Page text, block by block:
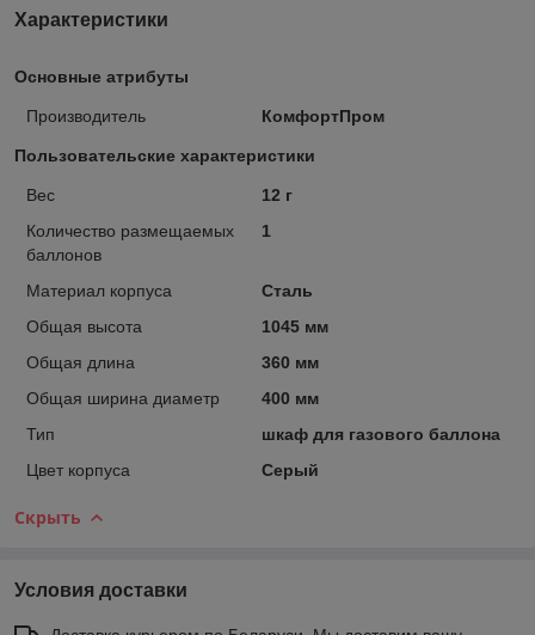
Характеристики
Основные атрибуты
Производитель КомфортПром
Пользовательские характеристики
Вес
12 г
Количество размещаемых
баллонов
1
Материал корпуса
Сталь
Общая высота
1045 мм
Общая длина
360 мм
Общая ширина диаметр
400 мм
Тип
шкаф для газового баллона
Цвет корпуса
Серый
Скрыть
Условия доставки